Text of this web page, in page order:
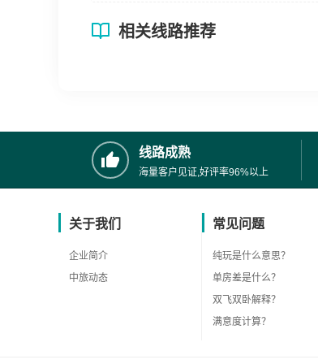
相关线路推荐
线路成熟
海量客户见证,好评率96%以上
关于我们
企业简介
中旅动态
常见问题
纯玩是什么意思？
单房差是什么？
双飞双卧解释？
满意度计算？